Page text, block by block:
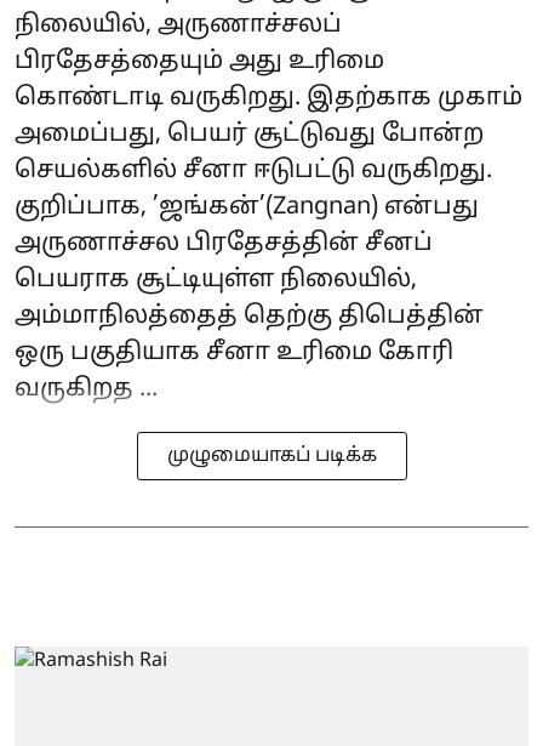
நிலையில், அருணாச்சலப்
பிரதேசத்தையும் அது உரிமை
கொண்டாடி வருகிறது. இதற்காக முகாம்
அமைப்பது, பெயர் சூட்டுவது போன்ற
செயல்களில் சீனா ஈடுபட்டு வருகிறது.
குறிப்பாக, ’ஜங்கன்’(Zangnan) என்பது
அருணாச்சல பிரதேசத்தின் சீனப்
பெயராக சூட்டியுள்ள நிலையில்,
அம்மாநிலத்தைத் தெற்கு திபெத்தின்
ஒரு பகுதியாக சீனா உரிமை கோரி
வருகிறத ...
முழுமையாகப் படிக்க